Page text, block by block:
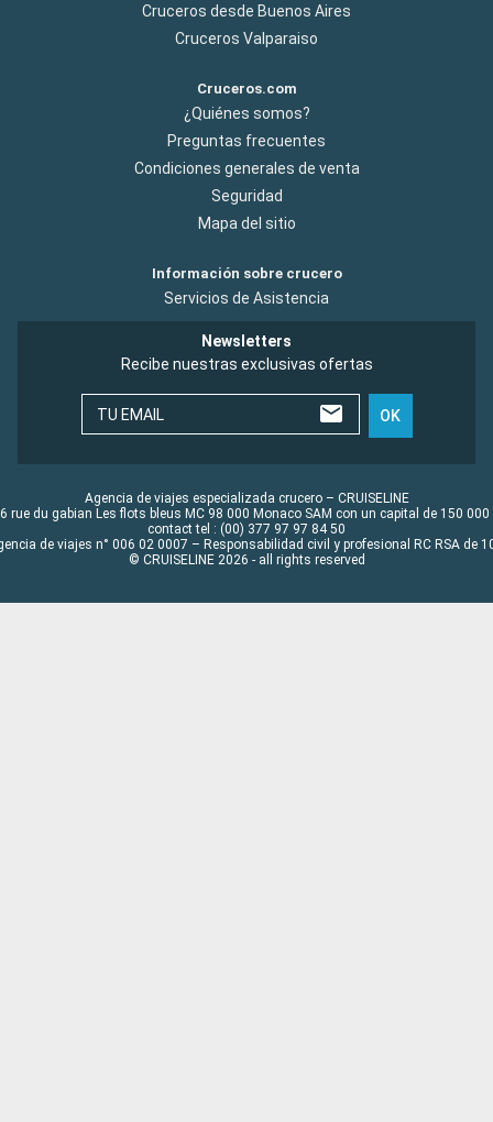
Cruceros desde Buenos Aires
Cruceros Valparaiso
Cruceros.com
¿Quiénes somos?
Preguntas frecuentes
Condiciones generales de venta
Seguridad
Mapa del sitio
Información sobre crucero
Servicios de Asistencia
Newsletters
Recibe nuestras exclusivas ofertas
TU EMAIL OK
Agencia de viajes especializada crucero – CRUISELINE
rue du gabian Les flots bleus MC 98 000 Monaco SAM con un capital de 150 000
contact tel : (00) 377 97 97 84 50
de viajes n° 006 02 0007 – Responsabilidad civil y profesional RC RSA de
© CRUISELINE 2026 - all rights reserved